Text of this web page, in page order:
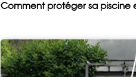
Comment protéger sa piscine